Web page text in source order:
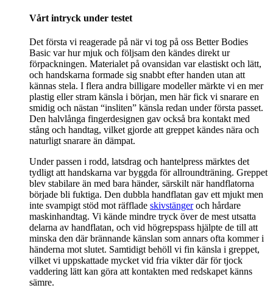
Vårt intryck under testet
Det första vi reagerade på när vi tog på oss Better Bodies
Basic var hur mjuk och följsam den kändes direkt ur
förpackningen. Materialet på ovansidan var elastiskt och lätt,
och handskarna formade sig snabbt efter handen utan att
kännas stela. I flera andra billigare modeller märkte vi en mer
plastig eller stram känsla i början, men här fick vi snarare en
smidig och nästan “insliten” känsla redan under första passet.
Den halvlånga fingerdesignen gav också bra kontakt med
stång och handtag, vilket gjorde att greppet kändes nära och
naturligt snarare än dämpat.
Under passen i rodd, latsdrag och hantelpress märktes det
tydligt att handskarna var byggda för allroundträning. Greppet
blev stabilare än med bara händer, särskilt när handflatorna
började bli fuktiga. Den dubbla handflatan gav ett mjukt men
inte svampigt stöd mot räfflade skivstängeroch hårdare
maskinhandtag. Vi kände mindre tryck över de mest utsatta
delarna av handflatan, och vid högrepspass hjälpte de till att
minska den där brännande känslan som annars ofta kommer i
händerna mot slutet. Samtidigt behöll vi fin känsla i greppet,
vilket vi uppskattade mycket vid fria vikter där för tjock
vaddering lätt kan göra att kontakten med redskapet känns
sämre.